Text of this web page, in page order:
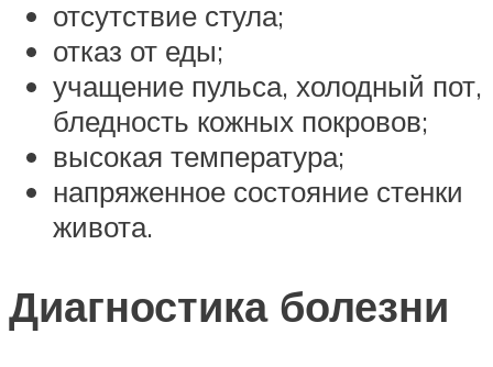
отсутствие стула;
отказ от еды;
учащение пульса, холодный пот,
бледность кожных покровов;
высокая температура;
напряженное состояние стенки
живота.
Диагностика болезни